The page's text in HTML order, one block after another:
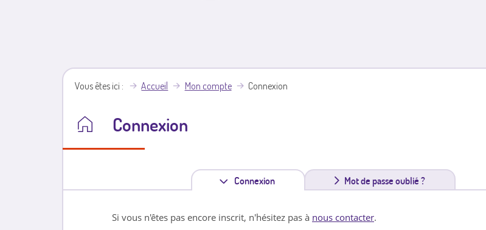
Vous êtes ici Accueil Mon compte Connexion
Connexion
Connexion
n
Mot de passe oublié ?
Si vous n'êtes pas encore inscrit, n'hésitez pas à nous contacter.